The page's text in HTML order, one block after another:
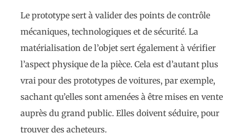
Le prototype sert à valider des points de contrôle
mécaniques, technologiques et de sécurité. La
matérialisation de l’objet sert également à vérifier
l’aspect physique de la pièce. Cela est d’autant plus
vrai pour des prototypes de voitures, par exemple,
sachant qu’elles sont amenées à être mises en vente
auprès du grand public. Elles doivent séduire, pour
trouver des acheteurs.